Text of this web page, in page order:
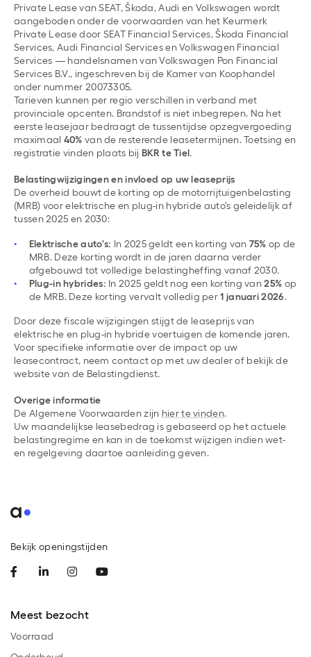
Private Lease van SEAT, Škoda, Audi en Volkswagen wordt
aangeboden onder de voorwaarden van het Keurmerk
Private Lease door SEAT Financial Services, Škoda Financial
Services, Audi Financial Services en Volkswagen Financial
Services — handelsnamen van Volkswagen Pon Financial
Services B.V., ingeschreven bij de Kamer van Koophandel
onder nummer 20073305.
Tarieven kunnen per regio verschillen in verband met
provinciale opcenten. Brandstof is niet inbegrepen. Na het
eerste leasejaar bedraagt de tussentijdse opzegvergoeding
maximaal 40% van de resterende leasetermijnen. Toetsing en
registratie vinden plaats bij BKR te Tiel.
Belastingwijzigingen en invloed op uw leaseprijs
De overheid bouwt de korting op de motorrijtuigenbelasting
(MRB) voor elektrische en plug-in hybride auto's geleidelijk af
tussen 2025 en 2030:
Elektrische auto's: In 2025 geldt een korting van 75% op de
MRB. Deze korting wordt in de jaren daarna verder
afgebouwd tot volledige belastingheffing vanaf 2030.
Plug-in hybrides: In 2025 geldt nog een korting van25% op
de MRB. Deze korting vervalt volledig per1 januari 2026.
Door deze fiscale wijzigingen stijgt de leaseprijs van
elektrische en plug-in hybride voertuigen de komende jaren.
Voor specifieke informatie over de impact op uw
leasecontract, neem contact op met uw dealer of bekijk de
website van de Belastingdienst.
Overige informatie
De Algemene Voorwaarden zijn hier te vinden.
Uw maandelijkse leasebedrag is gebaseerd op het actuele
belastingregime en kan in de toekomst wijzigen indien wet-
en regelgeving daartoe aanleiding geven.
Bekijk openingstijden
Meest bezocht
Voorraad